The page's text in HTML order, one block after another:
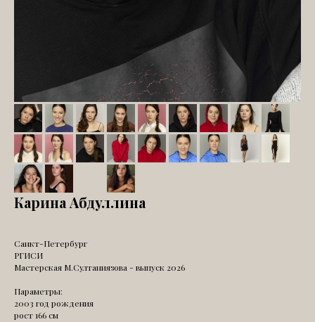
Карина Абдуллина
Санкт-Петербург
РГИСИ
Мастерская М.Султаниязова - выпуск 2026
Параметры:
2003 год рождения
рост 166 см